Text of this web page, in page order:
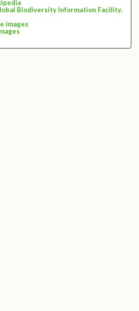
Biodiversity Information Facility,
images